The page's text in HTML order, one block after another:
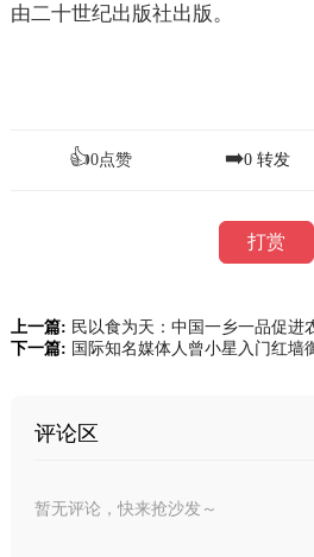
由二十世纪出版社出版。
👍0点赞 ➡️0 转发
打赏
上一篇: 民以食为天：中国一乡一品促进
下一篇: 国际知名媒体人曾小星入门红墙
评论区
暂无评论，快来抢沙发～